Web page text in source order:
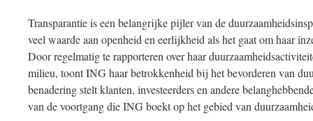
Transparantie is een belangrijke pijler van de
veel waarde aan openheid en eerlijkheid als het gaat om haar
Door regelmatig te rapporteren over haar
milieu, toont ING haar betrokkenheid bij het bevorderen van
benadering stelt klanten, investeerders en andere
van de voortgang die ING boekt op het gebied van